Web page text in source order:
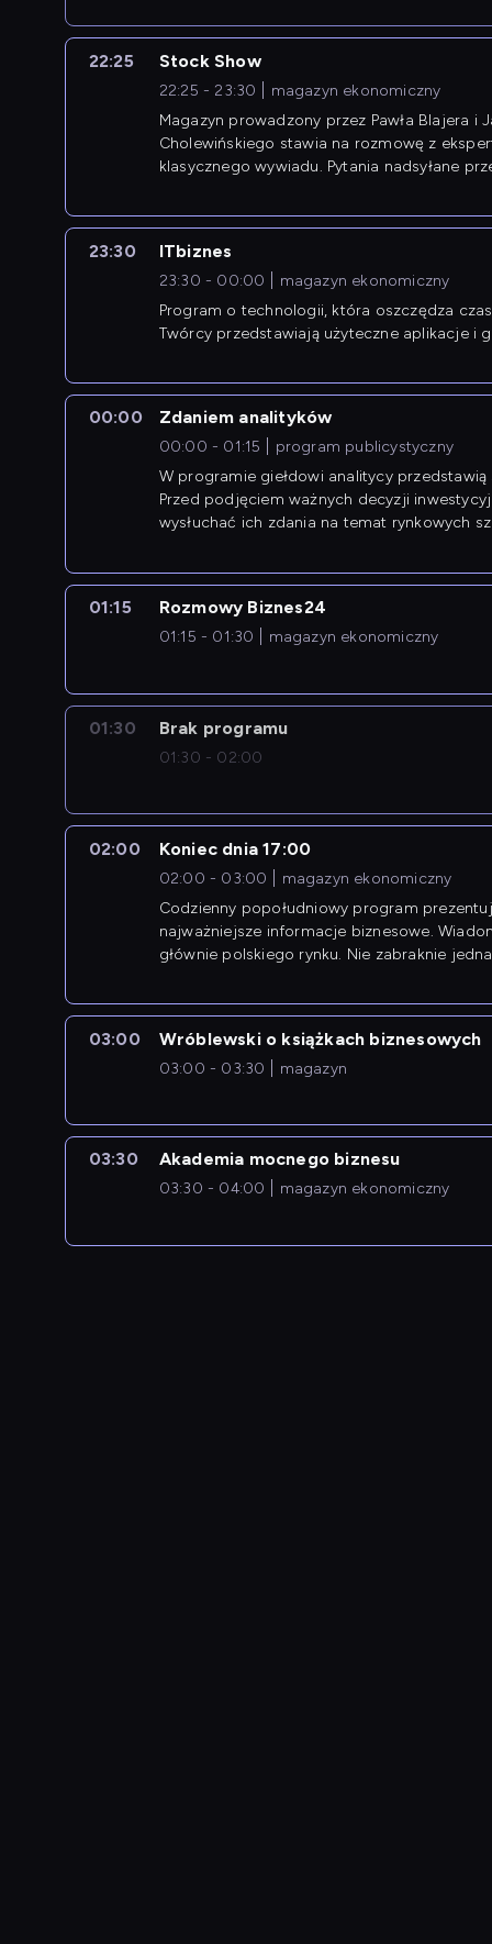
22:25 Stock Show
22:25 - 23:30
magazyn ekonomiczny
Magazyn prowadzony przez Pawła Blajera i
Cholewińskiego stawia na rozmowę z
klasycznego wywiadu. Pytania nadsyłane
23:30 ITbiznes
23:30 - 00:00
magazyn ekonomiczny
Program o technologii, która oszczędza
Twórcy przedstawiają użyteczne aplikacje i
00:00 Zdaniem analityków
00:00 - 01:15
program publicystyczny
W programie giełdowi analitycy
Przed podjęciem ważnych decyzji
wysłuchać ich zdania na temat rynkowych
01:15 Rozmowy Biznes24
01:15 - 01:30 magazyn ekonomiczny
01:30 Brak programu
01:30 - 02:00
02:00 Koniec dnia 17:00
02:00 - 03:00
magazyn ekonomiczny
Codzienny popołudniowy program
najważniejsze informacje biznesowe.
głównie polskiego rynku. Nie zabraknie
03:00 Wróblewski o książkach biznesowych
03:00 - 03:30 magazyn
03:30 Akademia mocnego biznesu
03:30 - 04:00 magazyn ekonomiczny